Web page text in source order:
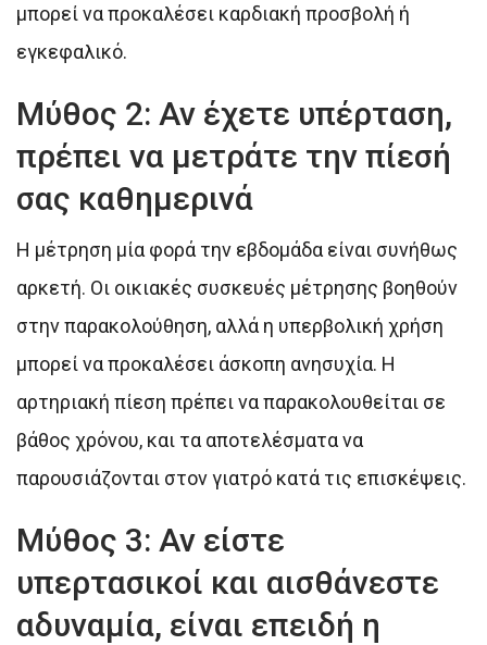
μπορεί να προκαλέσει καρδιακή προσβολή ή
εγκεφαλικό.
Μύθος 2: Αν έχετε υπέρταση,
πρέπει να μετράτε την πίεσή
σας καθημερινά
Η μέτρηση μία φορά την εβδομάδα είναι συνήθως
αρκετή. Οι οικιακές συσκευές μέτρησης βοηθούν
στην παρακολούθηση, αλλά η υπερβολική χρήση
μπορεί να προκαλέσει άσκοπη ανησυχία. Η
αρτηριακή πίεση πρέπει να παρακολουθείται σε
βάθος χρόνου, και τα αποτελέσματα να
παρουσιάζονται στον γιατρό κατά τις επισκέψεις.
Μύθος 3: Αν είστε
υπερτασικοί και αισθάνεστε
αδυναμία, είναι επειδή η